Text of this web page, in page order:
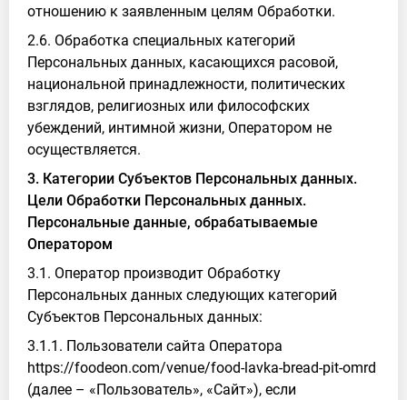
отношению к заявленным целям Обработки.
2.6. Обработка специальных категорий
Персональных данных, касающихся расовой,
национальной принадлежности, политических
взглядов, религиозных или философских
убеждений, интимной жизни, Оператором не
осуществляется.
3. Категории Субъектов Персональных данных.
Цели Обработки Персональных данных.
Персональные данные, обрабатываемые
Оператором
3.1. Оператор производит Обработку
Персональных данных следующих категорий
Субъектов Персональных данных:
3.1.1. Пользователи сайта Оператора
https://foodeon.com/venue/food-lavka-bread-pit-omrd
(далее – «Пользователь», «Сайт»), если